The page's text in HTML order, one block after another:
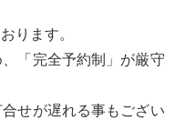
ります。
「完全予約制」が厳守
せが遅れる事もござい